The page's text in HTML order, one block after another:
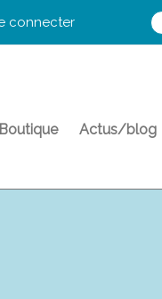
connecter
Boutique Actus/blog